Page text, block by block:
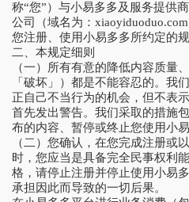
称“您”）与小易多多及服务提供
公司（域名为：
您注册、使用小易多多所约定的规
二、本规定细则
（一）所有有意的降低内容质量
「破坏」）都是不能容忍的。我
正自己不当行为的机会，但不表
首先发出警告。我们采取的措施
布的内容、暂停或终止您使用小
（二）您确认，在您完成注册或
时，您应当是具备完全民事权利
格，请停止注册并停止使用小易
承担因此而导致的一切后果。